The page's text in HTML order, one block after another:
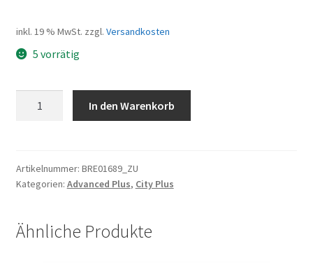
inkl. 19 % MwSt. zzgl. Versandkosten
5 vorrätig
Bremstrennung
SM-
950
mm
In den Warenkorb
Artikelnummer: BRE01689_ZU
Kategorien: Advanced Plus, City Plus
Ähnliche Produkte